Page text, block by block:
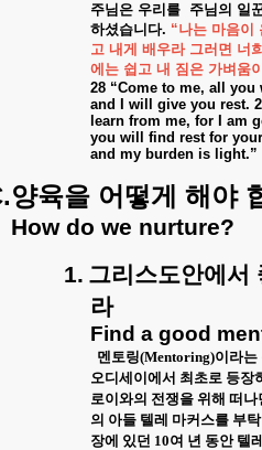
주님은 우리를 주님의 일
하셨습니다. “나는 마음이
고 내게 배우라 그러면 너희
에는 쉽고 내 짐은 가벼움
28 “Come to me, all you
and I will give you rest.
learn from me, for I am
you will find rest for
and my burden is light.”
양육을 어떻게 해야
How do we nurture?
1. 그리스도안에서
라
Find a good
멘토링(Mentoring)이라는
오디세이에서 최초로 등장
로이와의 전쟁을 위해 떠
의 아들 텔레 마커스를 부
장에 있던 10여 년 동안 텔